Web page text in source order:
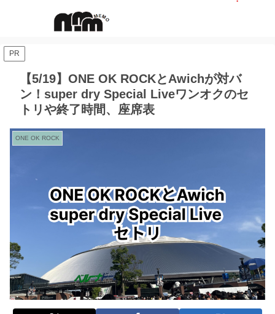
PR
【5/19】ONE OK ROCKとAwichが対バ
ン！super dry Special Liveワンオクのセ
トリや終了時間、座席表
ONE OK ROCK